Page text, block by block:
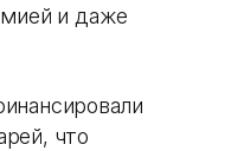
и даже
что